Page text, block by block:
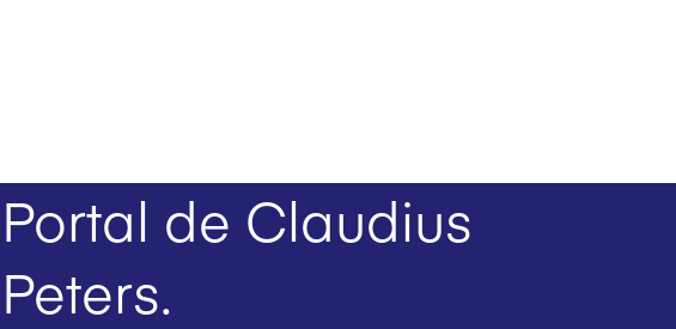
Portal de Claudius
Peters.